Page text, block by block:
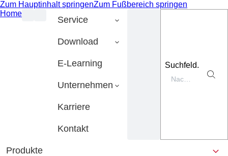
Zum Hauptinhalt springenZum Fußbereich springen
Home
Service
Download
E-Learning
Unternehmen
Karriere
Kontakt
Suchfeld.
Produkte